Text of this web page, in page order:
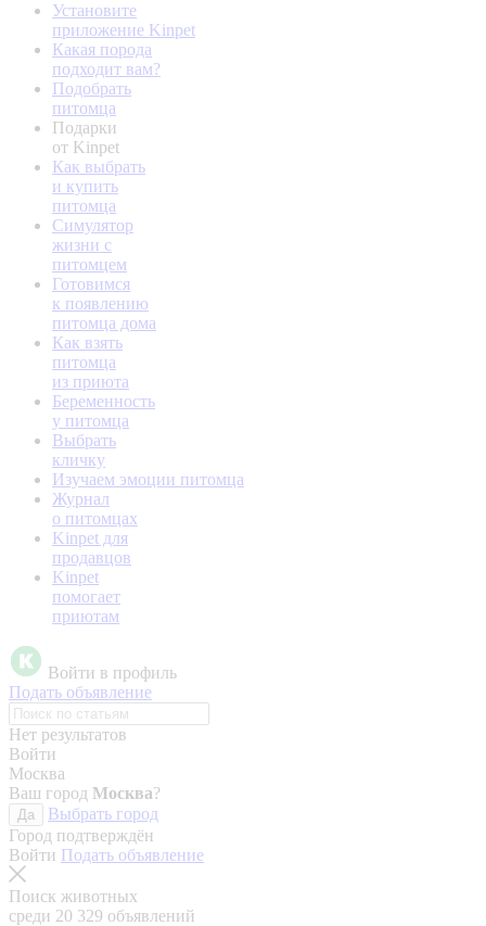
Установите
приложение Kinpet
Какая порода
подходит вам?
Подобрать
питомца
Подарки
от Kinpet
Как выбрать
и купить
питомца
Симулятор
жизни с
питомцем
Готовимся
к появлению
питомца дома
Как взять
питомца
из приюта
Беременность
у питомца
Выбрать
кличку
Изучаем эмоции питомца
Журнал
о питомцах
Kinpet для
продавцов
Kinpet
помогает
приютам
Войти в профиль
Подать объявление
Нет результатов
Войти
Москва
Ваш город Москва?
Да
Выбрать город
Город подтверждён
Войти Подать объявление
Поиск животных
среди 20 329 объявлений